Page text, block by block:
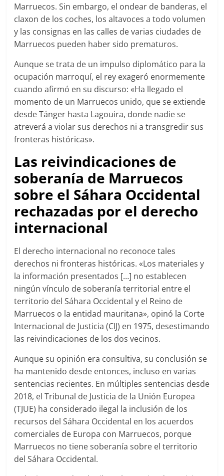
Marruecos. Sin embargo, el ondear de banderas, el
claxon de los coches, los altavoces a todo volumen
y las consignas en las calles de varias ciudades de
Marruecos pueden haber sido prematuros.
Aunque se trata de un impulso diplomático para la
ocupación marroquí, el rey exageró enormemente
cuando afirmó en su discurso: «Ha llegado el
momento de un Marruecos unido, que se extiende
desde Tánger hasta Lagouira, donde nadie se
atreverá a violar sus derechos ni a transgredir sus
fronteras históricas».
Las reivindicaciones de
soberanía de Marruecos
sobre el Sáhara Occidental
rechazadas por el derecho
internacional
El derecho internacional no reconoce tales
derechos ni fronteras históricas. «Los materiales y
la información presentados […] no establecen
ningún vínculo de soberanía territorial entre el
territorio del Sáhara Occidental y el Reino de
Marruecos o la entidad mauritana», opinó la Corte
Internacional de Justicia (CIJ) en 1975, desestimando
las reivindicaciones de los dos vecinos.
Aunque su opinión era consultiva, su conclusión se
ha mantenido desde entonces, incluso en varias
sentencias recientes. En múltiples sentencias desde
2018, el Tribunal de Justicia de la Unión Europea
(TJUE) ha considerado ilegal la inclusión de los
recursos del Sáhara Occidental en los acuerdos
comerciales de Europa con Marruecos, porque
Marruecos no tiene soberanía sobre el territorio
del Sáhara Occidental.